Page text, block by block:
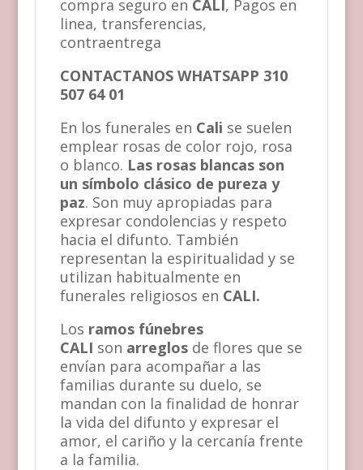
compra seguro en CALI , Pagos en
linea, transferencias,
contraentrega
CONTACTANOS WHATSAPP 310
507 64 01
En los funerales en Cali se suelen
emplear rosas de color rojo, rosa
o blanco. Las rosas blancas son
un símbolo clásico de pureza y
paz. Son muy apropiadas para
expresar condolencias y respeto
hacia el difunto. También
representan la espiritualidad y se
utilizan habitualmente en
funerales religiosos en CALI.
Los ramos fúnebres
CALI son arreglosde flores que se
envían para acompañar a las
familias durante su duelo, se
mandan con la finalidad de honrar
la vida del difunto y expresar el
amor, el cariño y la cercanía frente
a la familia.